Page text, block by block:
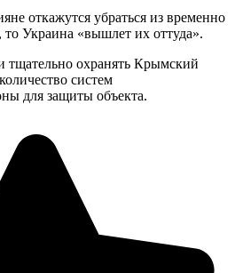
откажутся убраться из временно
Украина «вышлет их оттуда».
охранять Крымский
систем
для защиты объекта.